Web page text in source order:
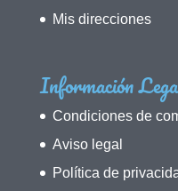
Mis direcciones
Información
Condiciones de
Aviso legal
Política de